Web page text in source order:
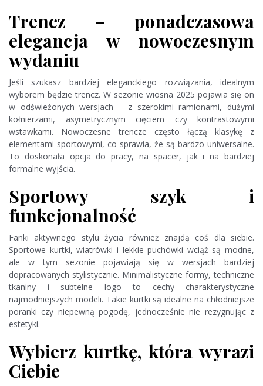
Trencz – ponadczasowa
elegancja w nowoczesnym
wydaniu
Jeśli szukasz bardziej eleganckiego rozwiązania, idealnym
wyborem będzie trencz. W sezonie wiosna 2025 pojawia się on
w odświeżonych wersjach – z szerokimi ramionami, dużymi
kołnierzami, asymetrycznym cięciem czy kontrastowymi
wstawkami. Nowoczesne trencze często łączą klasykę z
elementami sportowymi, co sprawia, że są bardzo uniwersalne.
To doskonała opcja do pracy, na spacer, jak i na bardziej
formalne wyjścia.
Sportowy szyk i
funkcjonalność
Fanki aktywnego stylu życia również znajdą coś dla siebie.
Sportowe kurtki, wiatrówki i lekkie puchówki wciąż są modne,
ale w tym sezonie pojawiają się w wersjach bardziej
dopracowanych stylistycznie. Minimalistyczne formy, techniczne
tkaniny i subtelne logo to cechy charakterystyczne
najmodniejszych modeli. Takie kurtki są idealne na chłodniejsze
poranki czy niepewną pogodę, jednocześnie nie rezygnując z
estetyki.
Wybierz kurtkę, która wyrazi
Ciebie